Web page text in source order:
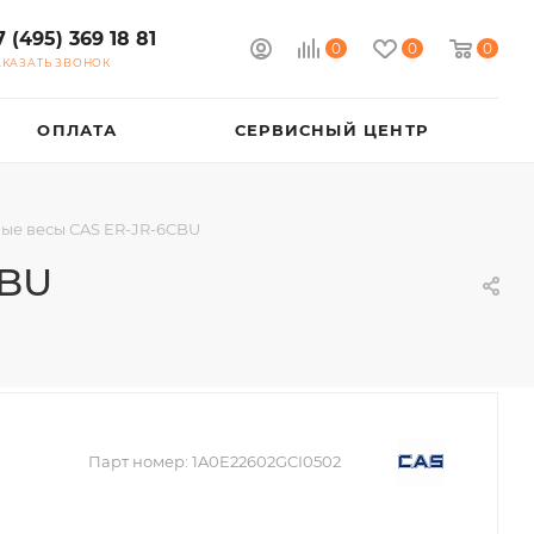
0 0 0
(495) 369 18 81
ЗВОНОК
ОПЛАТА СЕРВИСНЫЙ ЦЕНТР
весы CAS ER-JR-6CBU
Парт номер: 1A0E22602GCI0502